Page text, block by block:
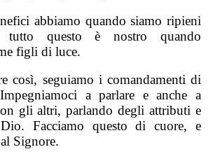
abbiamo quando siamo ripieni
questo è nostro quando
figli di luce.
così, seguiamo i comandamenti di
a parlare e anche a
gli altri, parlando degli attributi e
Facciamo questo di cuore, e
Signore.